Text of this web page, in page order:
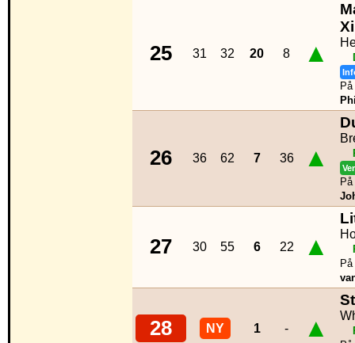
25 31 32 20 8 ▲
26 36 62 7 36 ▲
27 30 55 6 22 ▲
28 NY 1 - ▲